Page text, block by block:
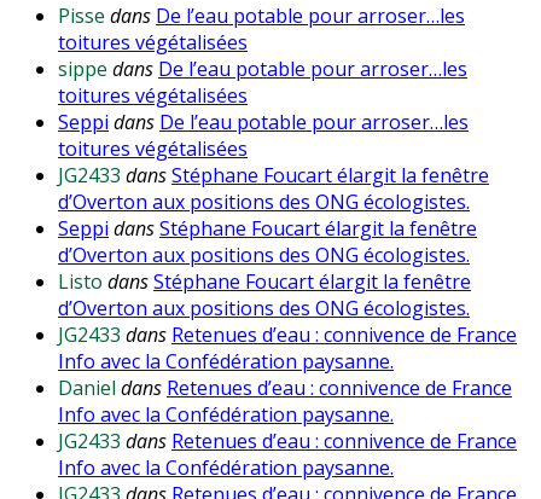
Pisse dans De l’eau potable pour arroser…les
toitures végétalisées
sippe dans De l’eau potable pour arroser…les
toitures végétalisées
Seppi dans De l’eau potable pour arroser…les
toitures végétalisées
JG2433 dansStéphane Foucart élargit la fenêtre
d’Overton aux positions des ONG écologistes.
Seppi dansStéphane Foucart élargit la fenêtre
d’Overton aux positions des ONG écologistes.
Listo dansStéphane Foucart élargit la fenêtre
d’Overton aux positions des ONG écologistes.
JG2433 dans Retenues d’eau : connivence de France
Info avec la Confédération paysanne.
Daniel dans Retenues d’eau : connivence de France
Info avec la Confédération paysanne.
JG2433 dans Retenues d’eau : connivence de France
Info avec la Confédération paysanne.